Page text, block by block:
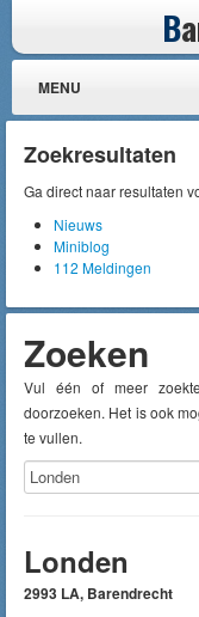
B
MENU
Zoekresultaten
Ga direct naar resultaten
Nieuws
Miniblog
112 Meldingen
Zoeken
Vul één of meer
doorzoeken. Het is ook
te vullen.
Londen
2993 LA, Barendrecht